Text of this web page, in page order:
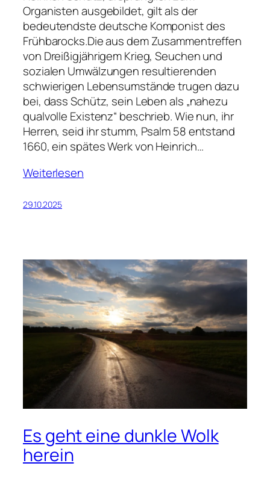
Organisten ausgebildet, gilt als der
bedeutendste deutsche Komponist des
Frühbarocks.Die aus dem Zusammentreffen
von Dreißigjährigem Krieg, Seuchen und
sozialen Umwälzungen resultierenden
schwierigen Lebensumstände trugen dazu
bei, dass Schütz, sein Leben als „nahezu
qualvolle Existenz“ beschrieb. Wie nun, ihr
Herren, seid ihr stumm, Psalm 58 entstand
1660, ein spätes Werk von Heinrich…
Weiterlesen
29.10.2025
Es geht eine dunkle Wolk
herein